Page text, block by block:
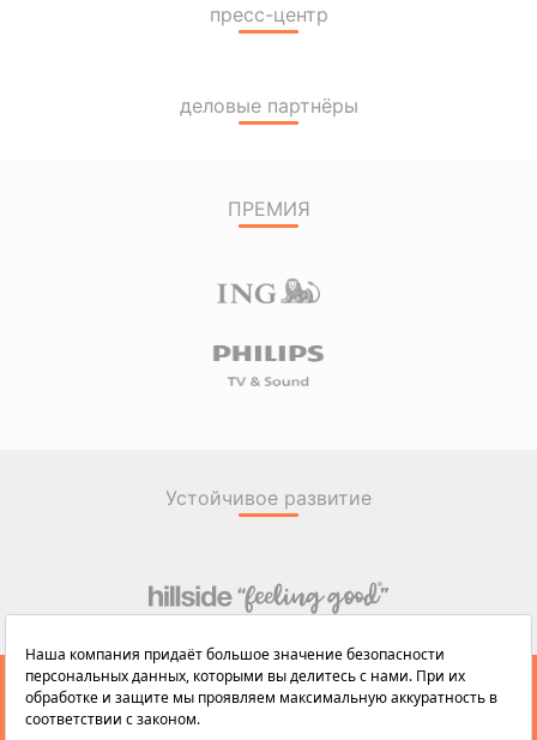
пресс-центр
деловые партнёры
ПРЕМИЯ
Устойчивое развитие